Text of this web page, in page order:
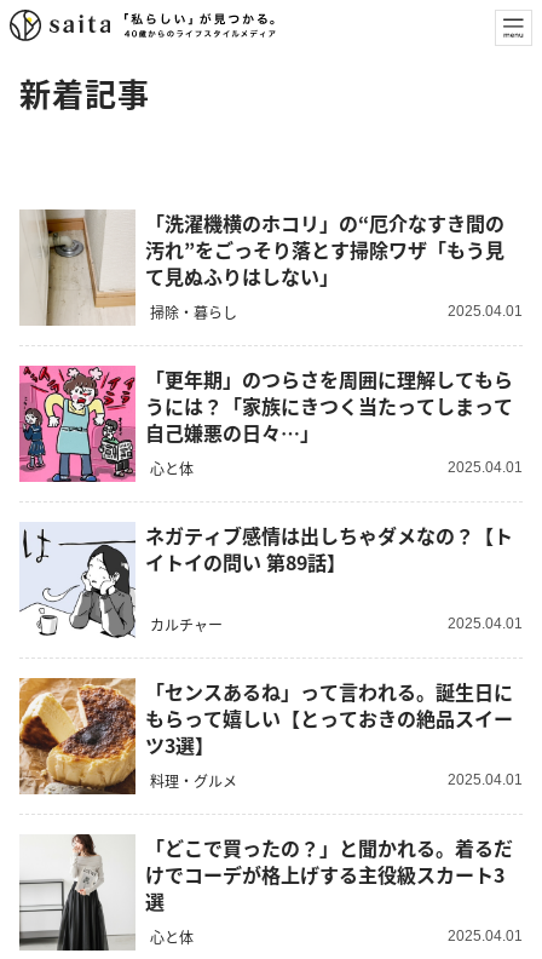
新着記事
「洗濯機横のホコリ」の“厄介なすき間の
汚れ”をごっそり落とす掃除ワザ「もう見
て見ぬふりはしない」
掃除・暮らし 2025.04.01
「更年期」のつらさを周囲に理解してもら
うには？「家族にきつく当たってしまって
自己嫌悪の日々…」
心と体 2025.04.01
ネガティブ感情は出しちゃダメなの？【ト
イトイの問い 第89話】
カルチャー 2025.04.01
「センスあるね」って言われる。誕生日に
もらって嬉しい【とっておきの絶品スイー
ツ3選】
料理・グルメ 2025.04.01
「どこで買ったの？」と聞かれる。着るだ
けでコーデが格上げする主役級スカート3
選
心と体 2025.04.01